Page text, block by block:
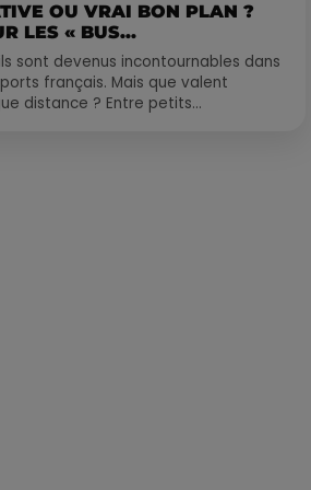
OU VRAI BON PLAN ?
LES « BUS...
sont devenus incontournables dans
français. Mais que valent
distance ? Entre petits...